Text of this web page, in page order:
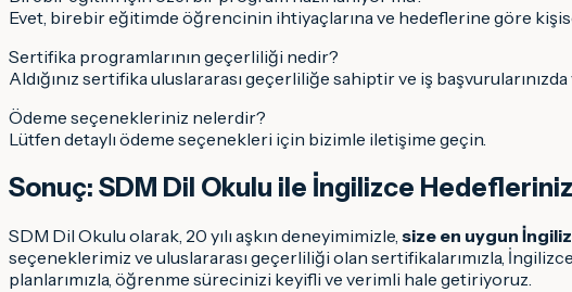
Evet, birebir eğitimde öğrencinin ihtiyaçlarına ve hedeflerine göre
Sertifika programlarının geçerliliği nedir?
Aldığınız sertifika uluslararası geçerliliğe sahiptir ve iş
Ödeme seçenekleriniz nelerdir?
Lütfen detaylı ödeme seçenekleri için bizimle iletişime geçin.
Sonuç: SDM Dil Okulu ile İngilizce
SDM Dil Okulu olarak, 20 yılı aşkın deneyimimizle, size en uygun
seçeneklerimiz ve uluslararası geçerliliği olan sertifikalarımızla,
planlarımızla, öğrenme sürecinizi keyifli ve verimli hale getiriyoruz.